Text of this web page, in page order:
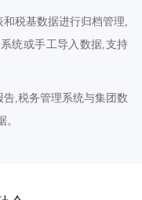
税基数据进行归档管理,
统或手工导入数据,支持
,税务管理系统与集团数